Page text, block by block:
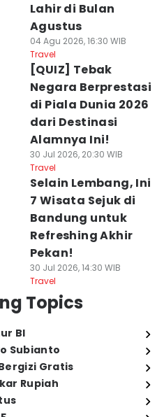
Lahir di Bulan
Agustus
04 Agu 2026, 16:30 WIB
Travel
[QUIZ] Tebak
Negara Berprestasi
di Piala Dunia 2026
dari Destinasi
Alamnya Ini!
30 Jul 2026, 20:30 WIB
Travel
Selain Lembang, Ini
7 Wisata Sejuk di
Bandung untuk
Refreshing Akhir
Pekan!
30 Jul 2026, 14:30 WIB
Travel
Topics
BI
Subianto
Gratis
Rupiah